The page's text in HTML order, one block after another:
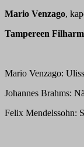
Mario Venzago,
Tampereen
Mario Venzago:
Johannes Brahms:
Felix Mendelssohn: